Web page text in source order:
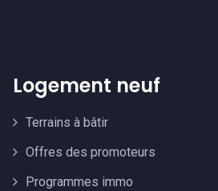
Logement neuf
Terrains à bâtir
Offres des promoteurs
Programmes immo